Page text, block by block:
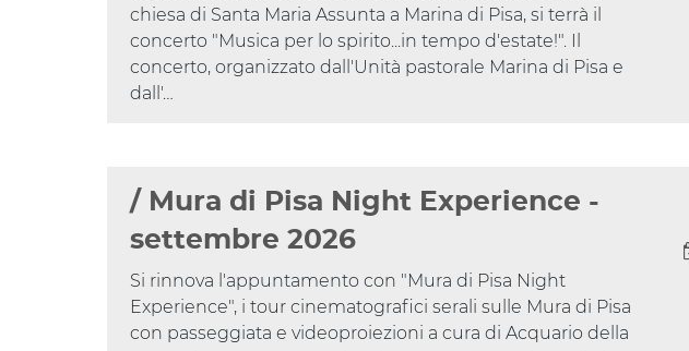
chiesa di Santa Maria Assunta a Marina di Pisa, si terrà il
concerto "Musica per lo spirito...in tempo d'estate!". Il
concerto, organizzato dall'Unità pastorale Marina di Pisa e
dall'…
/ Mura di Pisa Night Experience -
settembre 2026
Si rinnova l'appuntamento con "Mura di Pisa Night
Experience", i tour cinematografici serali sulle Mura di Pisa
con passeggiata e videoproiezioni a cura di Acquario della